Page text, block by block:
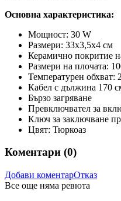
Основна характеристика:
Мощност: 30 W
Размери: 33x3,5x4 см
Керамично покритие
Размери на плочата:
Температурен обхват:
Кабел с дължина 170
Бързо загряване
Превключвател за
Ключ за заключване
Цвят: Тюркоаз
Коментари (0)
Добави коментарОтказ
Все още няма ревюта